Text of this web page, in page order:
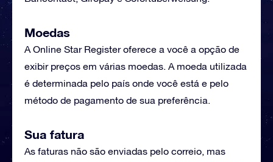
Moedas
A Online Star Register oferece a você a opção de
exibir preços em várias moedas. A moeda utilizada
é determinada pelo país onde você está e pelo
método de pagamento de sua preferência.
Sua fatura
As faturas não são enviadas pelo correio, mas